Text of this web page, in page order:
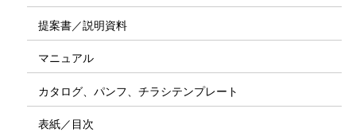
提案書／説明資料
マニュアル
カタログ、パンフ、チラシテンプレート
表紙／目次